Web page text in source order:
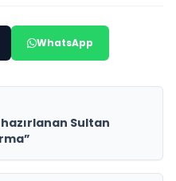
WhatsApp
Sultan